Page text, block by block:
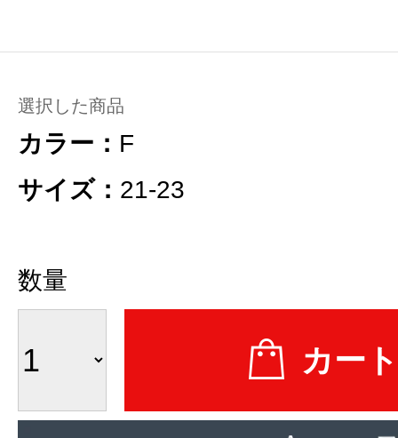
選択した商品
カラー： F
サイズ： 21-23
数量